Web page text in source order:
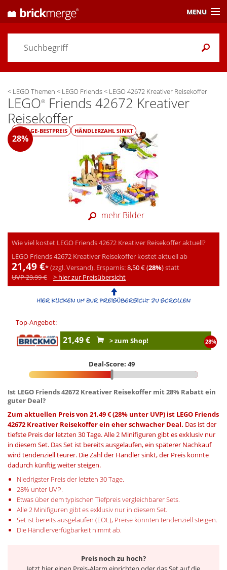
< LEGO Themen < LEGO Friends< LEGO 42672 Kreativer Reisekoffer
LEGO®
Friends 42672 Kreativer
Reisekoffer
28%
mehr Bilder
30-TAGE-BESTPREIS HÄNDLERZAHL SINKT
Wie viel kostet LEGO Friends 42672 Kreativer Reisekoffer aktuell?
LEGO Friends 42672 Kreativer Reisekoffer kostet aktuell ab
21,49 €*(zzgl. Versand). Ersparnis:8,50 € (28%)statt
UVP 29,99 €
> hier zur Preisübersicht
Top-Angebot:
21,49 € 28%
> zum Shop!
Deal-Score: 49
Ist LEGO Friends 42672 Kreativer Reisekoffer mit 28% Rabatt ein
guter Deal?
Zum aktuellen Preis von 21,49 € (28% unter UVP) ist LEGO Friends
42672 Kreativer Reisekoffer ein eher schwacher Deal. Das ist der
tiefste Preis der letzten 30 Tage. Alle 2 Minifiguren gibt es exklusiv nur
in diesem Set. Das Set ist bereits ausgelaufen, ein späterer Nachkauf
wird tendenziell teurer. Die Zahl der Händler sinkt, der Preis könnte
dadurch künftig weiter steigen.
Niedrigster Preis der letzten 30 Tage.
28% unter UVP.
Etwas über dem typischen Tiefpreis vergleichbarer Sets.
Alle 2 Minifiguren gibt es exklusiv nur in diesem Set.
Set ist bereits ausgelaufen (EOL), Preise könnten tendenziell steigen.
Die Händlerverfügbarkeit nimmt ab.
Preis noch zu hoch?
MENU
Preisvergleich
Themen/ Händler
Alarme& Wunschlisten
Einstellungen